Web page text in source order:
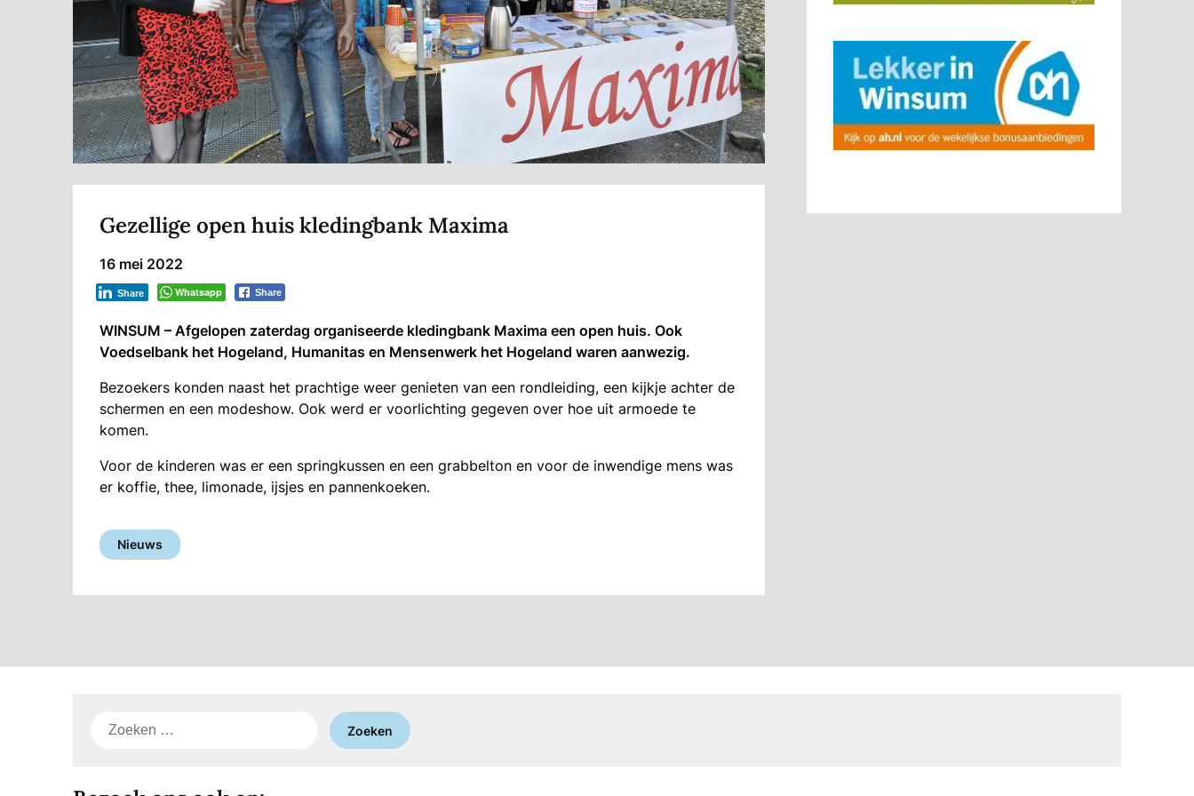
Gezellige open huis kledingbank Maxima
16 mei 2022
Whatsapp Share
Share
WINSUM – Afgelopen zaterdag organiseerde kledingbank Maxima een open huis. Ook
Voedselbank het Hogeland, Humanitas en Mensenwerk het Hogeland waren aanwezig.
Bezoekers konden naast het prachtige weer genieten van een rondleiding, een kijkje achter de
schermen en een modeshow. Ook werd er voorlichting gegeven over hoe uit armoede te
komen.
Voor de kinderen was er een springkussen en een grabbelton en voor de inwendige mens was
er koffie, thee, limonade, ijsjes en pannenkoeken.
Nieuws
Zoeken